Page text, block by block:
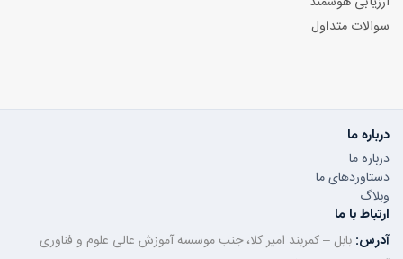
سوالات متداول
درباره ما
درباره ما
دستاوردهای ما
وبلاگ
ارتباط با ما
آدرس: بابل – کمربند امیر کلا، جنب موسسه آموزش عالی علوم و فناوری